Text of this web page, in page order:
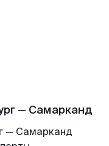
— Самарканд
— Самарканд